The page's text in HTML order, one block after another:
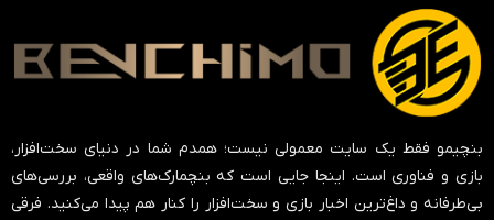
بنچیمو فقط یک سایت معمولی نیست؛ همدم شما در دنیای سخت‌افزار،
بازی و فناوری است. اینجا جایی است که بنچمارک‌های واقعی، بررسی‌های
بی‌طرفانه و داغ‌ترین اخبار بازی و سخت‌افزار را کنار هم پیدا می‌کنید. فرقی